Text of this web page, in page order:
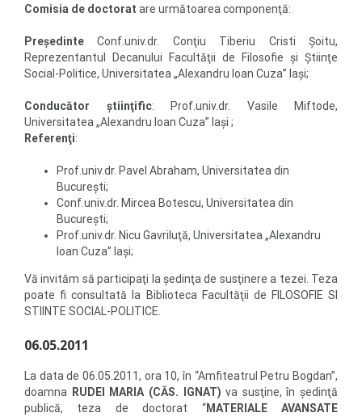
Comisia de doctorat are următoarea componenţă:
Preşedinte Conf.univ.dr. Conţiu Tiberiu Cristi Şoitu,
Reprezentantul Decanului Facultăţii de Filosofie şi Ştiinţe
Social-Politice, Universitatea „Alexandru Ioan Cuza” Iaşi;
Conducător ştiinţific: Prof.univ.dr. Vasile Miftode,
Universitatea „Alexandru Ioan Cuza” Iaşi ;
Referenţi:
Prof.univ.dr. Pavel Abraham, Universitatea din
Bucureşti;
Conf.univ.dr. Mircea Botescu, Universitatea din
Bucureşti;
Prof.univ.dr. Nicu Gavriluţă, Universitatea „Alexandru
Ioan Cuza” Iaşi;
Vă invităm să participaţi la şedinţa de susţinere a tezei. Teza
poate fi consultată la Biblioteca Facultăţii de FILOSOFIE SI
STIINTE SOCIAL-POLITICE.
06.05.2011
La data de 06.05.2011, ora 10, în “Amfiteatrul Petru Bogdan”,
doamna
RUDEI MARIA (CĂS. IGNAT) va susţine, în şedinţă
publică, teza de doctorat “MATERIALE AVANSATE